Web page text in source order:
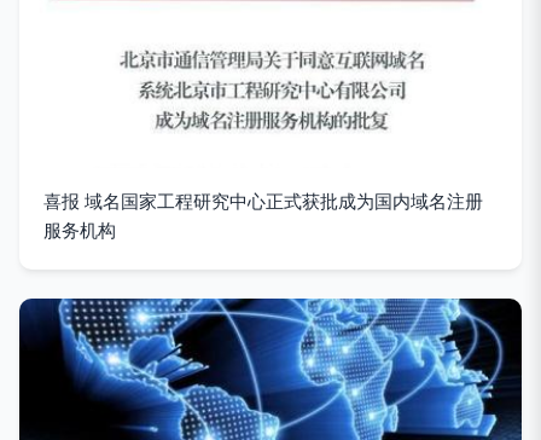
喜报 域名国家工程研究中心正式获批成为国内域名注册
服务机构